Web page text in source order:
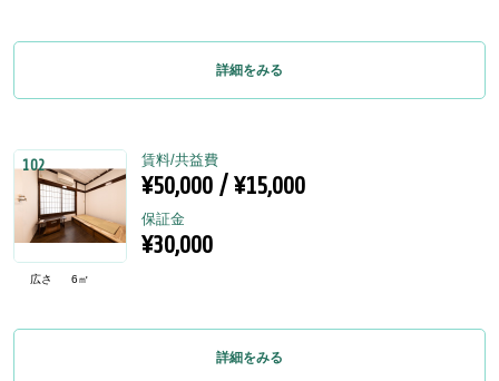
詳細をみる
102
広さ 6㎡
賃料/共益費
¥50,000 / ¥15,000
保証金
¥30,000
詳細をみる